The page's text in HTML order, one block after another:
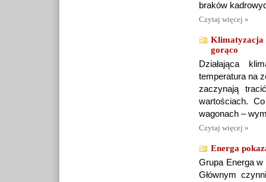
braków
Czytaj więcej »
Klimatyzacja
gorąco
Działająca
temperatura na
zaczynają
wartościach.
wagonach –
Czytaj więcej »
Energa
Grupa Energa w
Głównym